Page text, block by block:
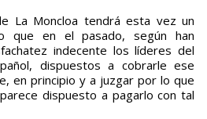
La Moncloa tendrá esta vez un
que en el pasado, según han
indecente los líderes del
dispuestos a cobrarle ese
en principio y a juzgar por lo que
dispuesto a pagarlo con tal